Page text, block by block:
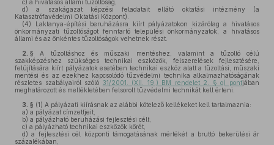
c) a hivatásos állami tűzoltóság,
d) a szakágazat képzési feladatait ellátó oktatási intézmény (a
Katasztrófavédelmi Oktatási Központ).
(4) Laktanya-építési beruházásra kiírt pályázatokon kizárólag a hivatásos
önkormányzati tűzoltóságot fenntartó települési önkormányzatok, a hivatásos
állami és az önkéntes tűzoltóságok vehetnek részt.
2. § A tűzoltáshoz és műszaki mentéshez, valamint a tűzoltó célú
szakképzéshez szükséges technikai eszközök, felszerelések fejlesztésére,
felújítására kiírt pályázatok esetében technikai eszköz alatt a tűzoltási, műszaki
mentési és az ezekhez kapcsolódó tűzvédelmi technika alkalmazhatóságának
részletes szabályairól szóló 31/2001. (XII. 19.) BM rendelet 2. § o) pontjában
meghatározott és mellékletében felsorolt tűzvédelmi technikát kell érteni.
3. § (1) A pályázati kiírásnak az alábbi kötelező kellékeket kell tartalmaznia:
a) a pályázat címzettjeit,
b) a pályázható beruházási fejlesztési célt,
c) a pályázható technikai eszközök körét,
d) a fejlesztési cél központi támogatásának mértékét a bruttó bekerülési ár
százalékában,